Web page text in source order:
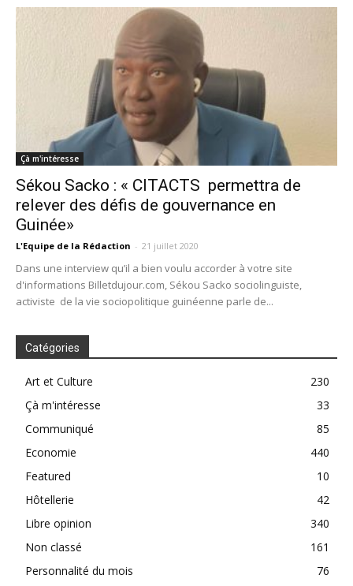
Çà m'intéresse
Sékou Sacko : « CITACTS permettra de
relever des défis de gouvernance en
Guinée»
L'Equipe de la Rédaction - 21 juillet 2020
Dans une interview qu’il a bien voulu accorder à votre site
d'informations Billetdujour.com, Sékou Sacko sociolinguiste,
activiste de la vie sociopolitique guinéenne parle de...
Catégories
Art et Culture
230
Çà m'intéresse
33
Communiqué
85
Economie
440
Featured
10
Hôtellerie
42
Libre opinion
340
Non classé
161
Personnalité du mois
76